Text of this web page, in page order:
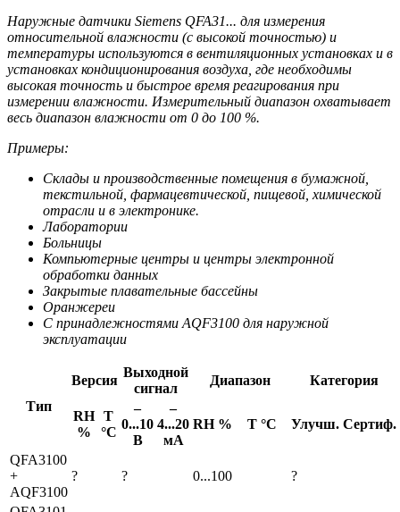
Наружные датчики Siemens QFA31... для измерения
относительной влажности (с высокой точностью) и
температуры используются в вентиляционных установках и в
установках кондиционирования воздуха, где необходимы
высокая точность и быстрое время реагирования при
измерении влажности. Измерительный диапазон охватывает
весь диапазон влажности от 0 до 100 %.
Примеры:
Склады и производственные помещения в бумажной,
текстильной, фармацевтической, пищевой, химической
отрасли и в электронике.
Лаборатории
Больницы
Компьютерные центры и центры электронной
обработки данных
Закрытые плавательные бассейны
Оранжереи
С принадлежностями AQF3100 для наружной
эксплуатации
Тип
Версия
Выходной
сигнал
Диапазон Категория
RH
%
Т
°C
–
0...10
В
–
4...20
мА
RH % Т °C Улучш. Сертиф.
QFA3100
+
AQF3100
? ? 0...100 ?